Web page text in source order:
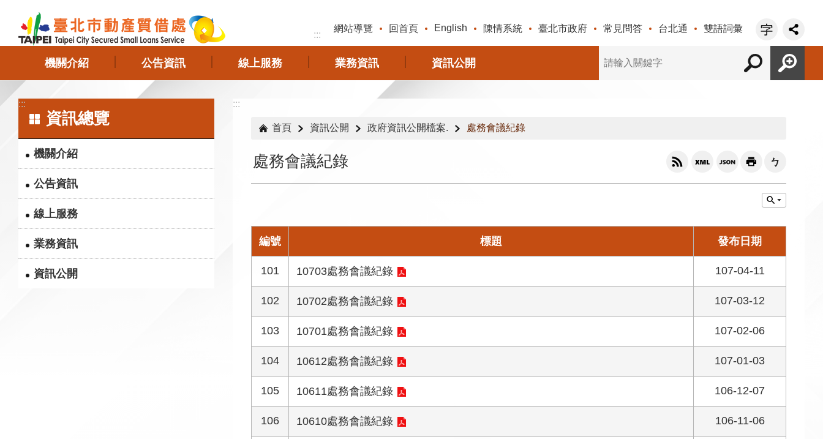
跳到主要內容區塊
:::
網站導覽 回首頁 English 陳情系統 臺北市政府 常見問答 台北通 雙語詞彙
機關介紹 公告資訊 線上服務 業務資訊 資訊公開
:::
資訊總覽
機關介紹
公告資訊
線上服務
業務資訊
資訊公開
:::
首頁 資訊公開 政府資訊公開檔案. 處務會議紀錄
處務會議紀錄
編號 標題 發布日期
101 10703處務會議紀錄 107-04-11
102 10702處務會議紀錄 107-03-12
103 10701處務會議紀錄 107-02-06
104 10612處務會議紀錄 107-01-03
105 10611處務會議紀錄 106-12-07
106 10610處務會議紀錄 106-11-06